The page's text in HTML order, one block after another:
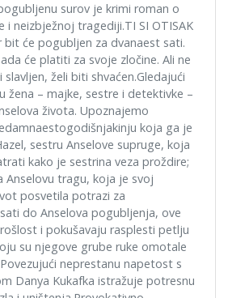
surov je krimi roman o
neizbježnoj tragediji.TI SI OTISAK
bit će pogubljen za dvanaest sati.
će platiti za svoje zločine. Ali ne
želi biti shvaćen.Gledajući
žena – majke, sestre i detektivke –
života. Upoznajemo
koja ga je
sestru Anselove supruge, koja
kako je sestrina veza proždire;
Anselovu tragu, koja je svoj
posvetila potrazi za
do Anselova pogubljenja, ove
i pokušavaju rasplesti petlju
su njegove grube ruke omotale
neprestanu napetost s
Danya Kukafka istražuje potresnu